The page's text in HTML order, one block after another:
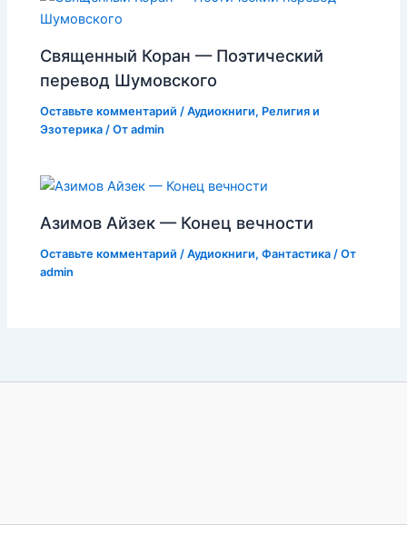
Священный Коран — Поэтический
перевод Шумовского
Оставьте комментарий /Аудиокниги, Религия и
Эзотерика / Отadmin
Азимов Айзек — Конец вечности
Оставьте комментарий /Аудиокниги,Фантастика / От
admin